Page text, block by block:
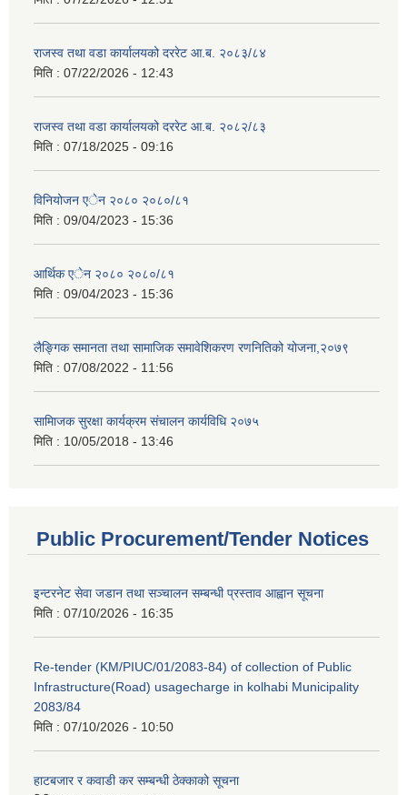
राजस्व तथा वडा कार्यालयको दररेट आ.ब. २०८३/८४
मिति : 07/22/2026 - 12:43
राजस्व तथा वडा कार्यालयको दररेट आ.ब. २०८२/८३
मिति : 07/18/2025 - 09:16
विनियोजन एेन २०८० २०८०/८१
मिति : 09/04/2023 - 15:36
आर्थिक एेन २०८० २०८०/८१
मिति : 09/04/2023 - 15:36
लैङ्गिक समानता तथा सामाजिक समावेशिकरण रणनितिको योजना,२०७९
मिति : 07/08/2022 - 11:56
सामािजक सुरक्षा कार्यक्रम संचालन कार्यविधि २०७५
मिति : 10/05/2018 - 13:46
Public Procurement/Tender Notices
इन्टरनेट सेवा जडान तथा सञ्चालन सम्बन्धी प्रस्ताव आह्वान सूचना
मिति : 07/10/2026 - 16:35
Re-tender (KM/PIUC/01/2083-84) of collection of Public
Infrastructure(Road) usagecharge in kolhabi Municipality
2083/84
मिति : 07/10/2026 - 10:50
हाटबजार र कवाडी कर सम्बन्धी ठेक्काको सूचना